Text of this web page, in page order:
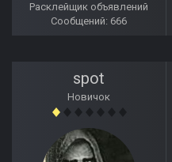
Расклейщик объявлений
Сообщений: 666
spot
Новичок